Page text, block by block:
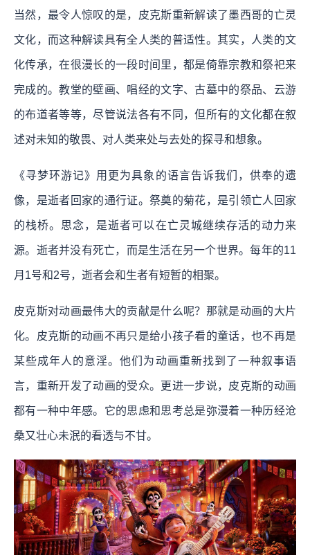
当然，最令人惊叹的是，皮克斯重新解读了墨西哥的亡灵
文化，而这种解读具有全人类的普适性。其实，人类的文
化传承，在很漫长的一段时间里，都是倚靠宗教和祭祀来
完成的。教堂的壁画、唱经的文字、古墓中的祭品、云游
的布道者等等，尽管说法各有不同，但所有的文化都在叙
述对未知的敬畏、对人类来处与去处的探寻和想象。
《寻梦环游记》用更为具象的语言告诉我们，供奉的遗
像，是逝者回家的通行证。祭奠的菊花，是引领亡人回家
的栈桥。思念，是逝者可以在亡灵城继续存活的动力来
源。逝者并没有死亡，而是生活在另一个世界。每年的11
月1号和2号，逝者会和生者有短暂的相聚。
皮克斯对动画最伟大的贡献是什么呢？那就是动画的大片
化。皮克斯的动画不再只是给小孩子看的童话，也不再是
某些成年人的意淫。他们为动画重新找到了一种叙事语
言，重新开发了动画的受众。更进一步说，皮克斯的动画
都有一种中年感。它的思虑和思考总是弥漫着一种历经沧
桑又壮心未泯的看透与不甘。